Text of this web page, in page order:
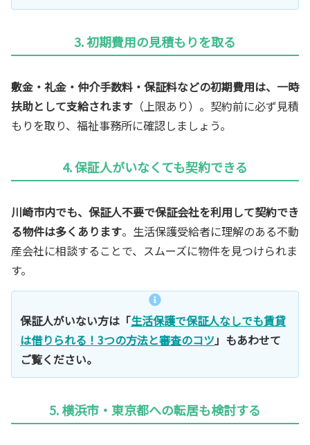
3. 初期費用の見積もりを取る
敷金・礼金・仲介手数料・保証料などの初期費用は、一時
扶助として支給されます （上限あり）。契約前に必ず見積
もりを取り、福祉事務所に確認しましょう。
4. 保証人がいなくても契約できる
川崎市内でも、保証人不要で保証会社を利用して契約でき
る物件は多くあります。生活保護受給者に理解のある不動
産会社に相談することで、スムーズに物件を見つけられま
す。
保証人がいない方は「生活保護で保証人なしでも賃貸
は借りられる！3つの方法と審査のコツ 」もあわせて
ご覧ください。
5. 横浜市・東京都への転居も検討する